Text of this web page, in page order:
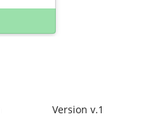
Version v.1